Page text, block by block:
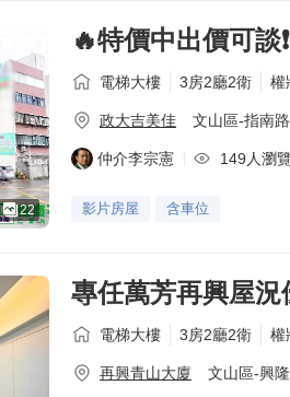
22
🔥特價中出價可談
電梯大樓 3房2廳2衛 權
政大吉美佳 文山區-指南
仲介李宗憲 149人瀏覽
影片房屋 含車位
專任萬芳再興屋況
電梯大樓 3房2廳2衛 權
再興青山大廈 文山區-興